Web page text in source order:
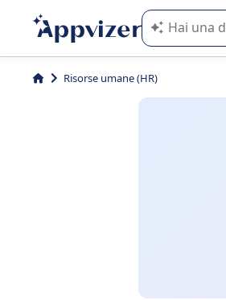
L'IA di
Risorse umane (HR)